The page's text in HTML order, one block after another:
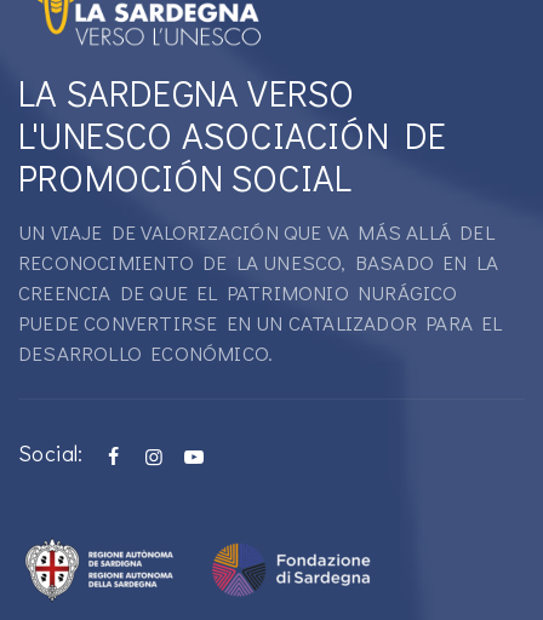
LA SARDEGNA VERSO
L'UNESCO ASOCIACIÓN DE
PROMOCIÓN SOCIAL
UN VIAJE DE VALORIZACIÓN QUE VA MÁS ALLÁ DEL
RECONOCIMIENTO DE LA UNESCO, BASADO EN LA
CREENCIA DE QUE EL PATRIMONIO NURÁGICO
PUEDE CONVERTIRSE EN UN CATALIZADOR PARA EL
DESARROLLO ECONÓMICO.
Social: